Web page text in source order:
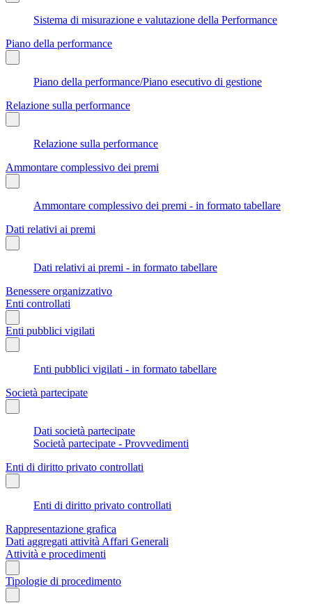
Sistema di misurazione e valutazione della Performance
Piano della performance
Piano della performance/Piano esecutivo di gestione
Relazione sulla performance
Relazione sulla performance
Ammontare complessivo dei premi
Ammontare complessivo dei premi - in formato tabellare
Dati relativi ai premi
Dati relativi ai premi - in formato tabellare
Benessere organizzativo
Enti controllati
Enti pubblici vigilati
Enti pubblici vigilati - in formato tabellare
Società partecipate
Dati società partecipate
Società partecipate - Provvedimenti
Enti di diritto privato controllati
Enti di diritto privato controllati
Rappresentazione grafica
Dati aggregati attività Affari Generali
Attività e procedimenti
Tipologie di procedimento